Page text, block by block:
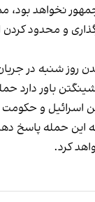
نخواهد بود،
و محدود
روز شنبه در
باور دارد
اسرائیل و حکومت
حمله پاسخ
کرد.